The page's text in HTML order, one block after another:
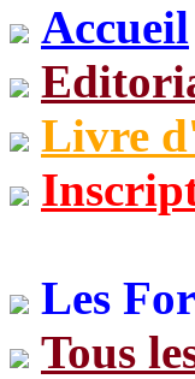
Accueil
Livre
Les
Tous